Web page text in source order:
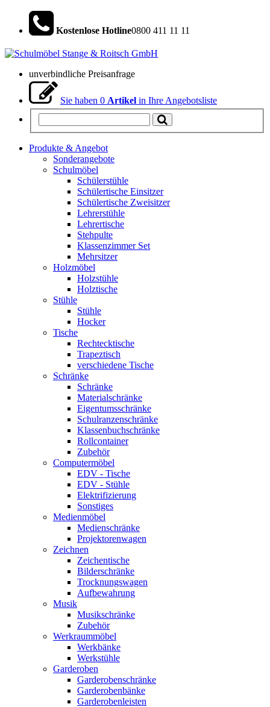
Kostenlose Hotline0800 411 11 11
unverbindliche Preisanfrage
Sie haben 0 Artikel in Ihre Angebotsliste
Produkte & Angebot
Sonderangebote
Schulmöbel
Schülerstühle
Schülertische Einsitzer
Schülertische Zweisitzer
Lehrerstühle
Lehrertische
Stehpulte
Klassenzimmer Set
Mehrsitzer
Holzmöbel
Holzstühle
Holztische
Stühle
Stühle
Hocker
Tische
Rechtecktische
Trapeztisch
verschiedene Tische
Schränke
Schränke
Materialschränke
Eigentumsschränke
Schulranzenschränke
Klassenbuchschränke
Rollcontainer
Zubehör
Computermöbel
EDV - Tische
EDV - Stühle
Elektrifizierung
Sonstiges
Medienmöbel
Medienschränke
Projektorenwagen
Zeichnen
Zeichentische
Bilderschränke
Trocknungswagen
Aufbewahrung
Musik
Musikschränke
Zubehör
Werkraummöbel
Werkbänke
Werkstühle
Garderoben
Garderobenschränke
Garderobenbänke
Garderobenleisten